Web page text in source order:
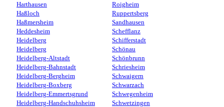
Harthausen
Haßloch
Haßmersheim
Heddesheim
Heidelberg
Heidelberg
Heidelberg-Altstadt
Heidelberg-Bahnstadt
Heidelberg-Bergheim
Heidelberg-Boxberg
Heidelberg-Emmertsgrund
Heidelberg-Handschuhsheim
Roigheim
Ruppertsberg
Sandhausen
Schefflanz
Schifferstadt
Schönau
Schönbrunn
Schriesheim
Schwaigern
Schwarzach
Schwegenheim
Schwetzingen